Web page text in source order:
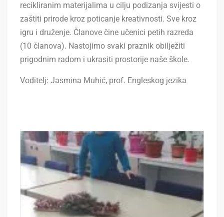
recikliranim materijalima u cilju podizanja svijesti o
zaštiti prirode kroz poticanje kreativnosti. Sve kroz
igru i druženje. Članove čine učenici petih razreda
(10 članova). Nastojimo svaki praznik obilježiti
prigodnim radom i ukrasiti prostorije naše škole.
Voditelj: Jasmina Muhić, prof. Engleskog jezika